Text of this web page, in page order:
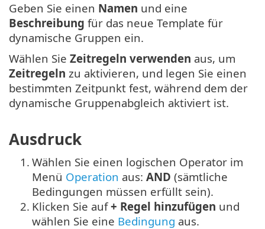
Geben Sie einen Namen und eine
Beschreibung für das neue Template für
dynamische Gruppen ein.
Wählen Sie Zeitregeln verwenden aus, um
Zeitregeln zu aktivieren, und legen Sie einen
bestimmten Zeitpunkt fest, während dem der
dynamische Gruppenabgleich aktiviert ist.
Ausdruck
1. Wählen Sie einen logischen Operator im
Menü Operation aus: AND (sämtliche
Bedingungen müssen erfüllt sein).
2. Klicken Sie auf+ Regel hinzufügen und
wählen Sie eine Bedingung aus.